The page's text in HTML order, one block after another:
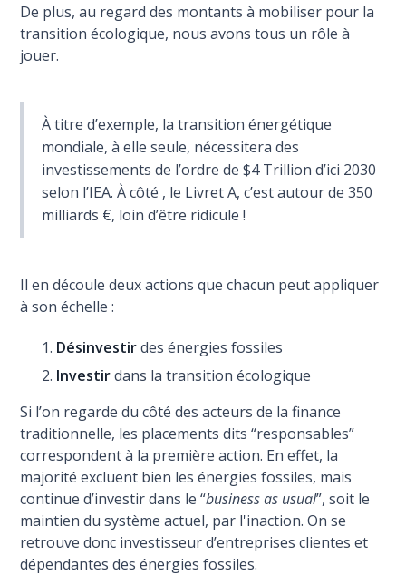
De plus, au regard des montants à mobiliser pour la
transition écologique, nous avons tous un rôle à
jouer.
À titre d’exemple, la transition énergétique
mondiale, à elle seule, nécessitera des
investissements de l’ordre de $4 Trillion d’ici 2030
selon l’IEA. À côté , le Livret A, c’est autour de 350
milliards €, loin d’être ridicule !
Il en découle deux actions que chacun peut appliquer
à son échelle :
Désinvestirdes énergies fossiles
Investirdans la transition écologique
Si l’on regarde du côté des acteurs de la finance
traditionnelle, les placements dits “responsables”
correspondent à la première action. En effet, la
majorité excluent bien les énergies fossiles, mais
continue d’investir dans le “business as usual”, soit le
maintien du système actuel, par l'inaction. On se
retrouve donc investisseur d’entreprises clientes et
dépendantes des énergies fossiles.